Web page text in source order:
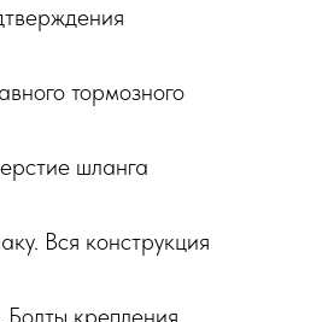
тормозного
шланга
Вся конструкция
Болты крепления